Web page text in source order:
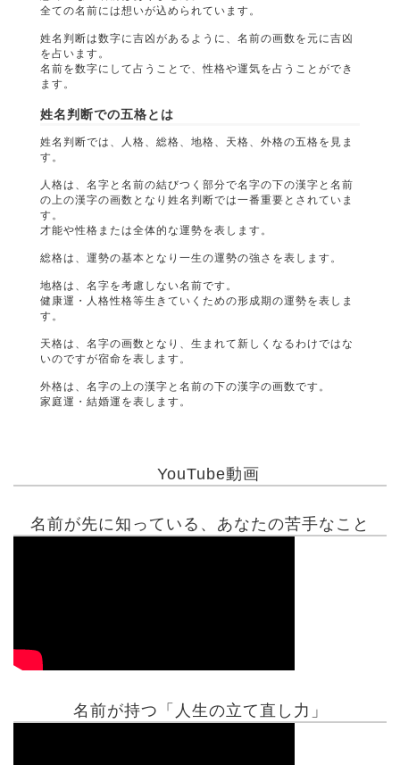
全ての名前には想いが込められています。
姓名判断は数字に吉凶があるように、名前の画数を元に吉凶
を占います。
名前を数字にして占うことで、性格や運気を占うことができ
ます。
姓名判断での五格とは
姓名判断では、人格、総格、地格、天格、外格の五格を見ま
す。
人格は、名字と名前の結びつく部分で名字の下の漢字と名前
の上の漢字の画数となり姓名判断では一番重要とされていま
す。
才能や性格または全体的な運勢を表します。
総格は、運勢の基本となり一生の運勢の強さを表します。
地格は、名字を考慮しない名前です。
健康運・人格性格等生きていくための形成期の運勢を表しま
す。
天格は、名字の画数となり、生まれて新しくなるわけではな
いのですが宿命を表します。
外格は、名字の上の漢字と名前の下の漢字の画数です。
家庭運・結婚運を表します。
YouTube動画
名前が先に知っている、あなたの苦手なこと
名前が持つ「人生の立て直し力」